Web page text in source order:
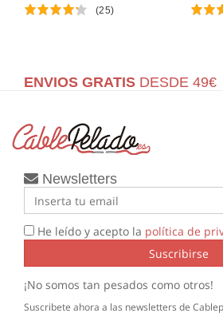
(25)
ENVIOS GRATIS DESDE 49€
Newsletters
He leído y acepto la política de
Suscribirse
¡No somos tan pesados como otros!
Suscribete ahora a las newsletters de